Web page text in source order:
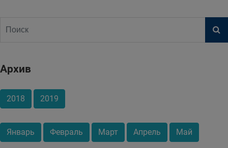
Архив
2018 2019
Январь Февраль Март Апрель Май